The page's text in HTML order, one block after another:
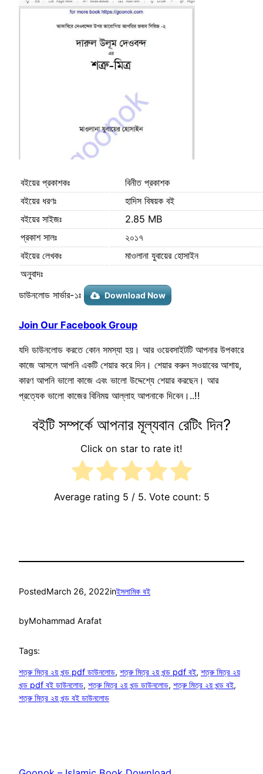
বইয়ের প্রকাশকঃ
বিনীত প্রকাশক
বইয়ের ধরণঃ
হাদিস বিষয়ক বই
বইয়ের সাইজঃ
2.85 MB
প্রকাশ সালঃ
২০১৭
বইয়ের লেখকঃ
মাওলানা যুবায়ের হোসাইন
অনুবাদঃ
ডাউনলোড সার্ভার-১ঃ
Download Now
Join Our Facebook Group
যদি ডাউনলোড করতে কোন সমস্যা হয়। আর ওয়েবসাইটটি আপনার উপকারে
কাজে আসলে আপনি একটি শেয়ার করে দিন। শেয়ার করুন সওয়াবের আশায়,
কারণ আপনি ভালো কাজে এবং ভালো উদ্দেশ্যে শেয়ার করছেন। আর
প্রত্যেক ভালো কাজের বিনিময় আল্লাহ আপনাকে দিবেন।..!!
বইটি সম্পর্কে আপনার মূল্যবান রেটিং দিন?
Click on star to rate it!
Average rating 5 / 5. Vote count: 5
PostedMarch 26, 2022inইসলামিক বই
byMohammad Arafat
Tags:
শত্রু মিত্র ২য় খন্ড pdf ডাউনলোড, শত্রু মিত্র ২য় খন্ড pdf বই, শত্রু মিত্র ২য়
খন্ড pdf বই ডাউনলোড, শত্রু মিত্র ২য় খন্ড ডাউনলোড, শত্রু মিত্র ২য় খন্ড বই
শত্রু মিত্র ২য় খন্ড বই ডাউনলোড